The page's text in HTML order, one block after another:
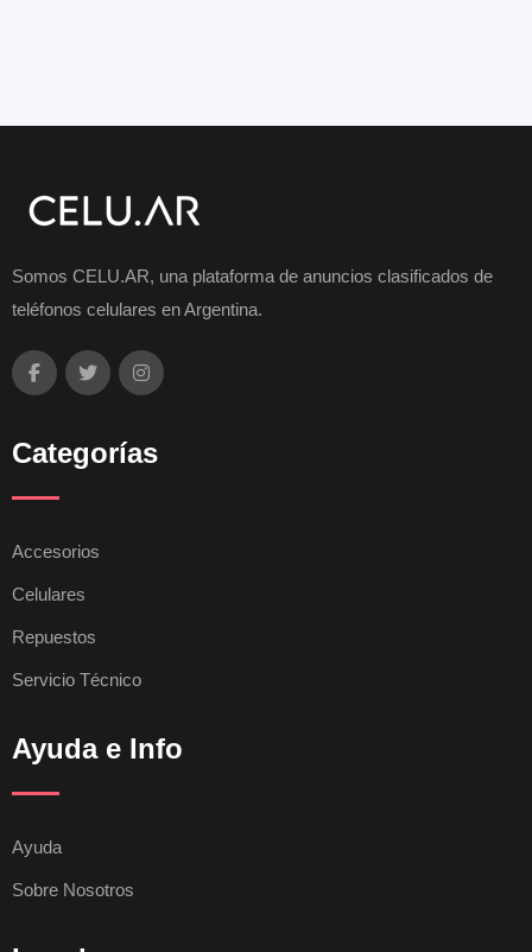
Somos CELU.AR, una plataforma de anuncios clasificados de
teléfonos celulares en Argentina.
Categorías
Accesorios
Celulares
Repuestos
Servicio Técnico
Ayuda e Info
Ayuda
Sobre Nosotros